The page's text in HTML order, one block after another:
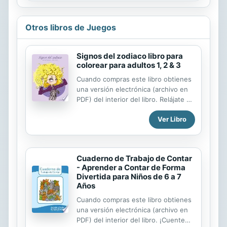
de gatos, perros y otras mascotas
divirtiéndose. Este libro para colorear
combina los volúmenes 1 y 2. El arte
colores brillantes. ¡Alimenta la mente
creativa de tu hijo y diviértete! Cada
imagen se imprime en su propia
página de 8,5 x 11 pulgadas, así que
no hay que preocuparse por las
manchas.
Otros libros de Juegos
Signos del zodiaco libro para
colorear para adultos 1, 2 & 3
Cuando compras este libro obtienes
una versión electrónica (archivo en
PDF) del interior del libro. Relájate y
anímate con este libro para colorear
de astrología con 180 diseños del
zodíaco. Signos del zodíaco libro
volúmenes 1, 2 y 3, incluye 180
páginas para colorear con los signos
12 del zodíaco: acuario, piscis, aries,
tauro, géminis, cáncer, leo, virgo,
libra, escorpio, sagitario y
capricornio. Usa tus colores y
materiales de arte favoritos para
crear obras maestras personales
Ver Libro
Cuaderno de Trabajo de Contar
- Aprender a Contar de Forma
Divertida para Niños de 6 a 7
Años
Cuando compras este libro obtienes
una versión electrónica (archivo en
PDF) del interior del libro. ¡Cuente